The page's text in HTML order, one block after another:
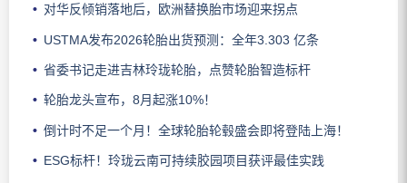
对华反倾销落地后，欧洲替换胎市场迎来拐点
USTMA发布2026轮胎出货预测：全年3.303 亿条
省委书记走进吉林玲珑轮胎，点赞轮胎智造标杆
轮胎龙头宣布，8月起涨10%！
倒计时不足一个月！全球轮胎轮毂盛会即将登陆上海！
ESG标杆！玲珑云南可持续胶园项目获评最佳实践